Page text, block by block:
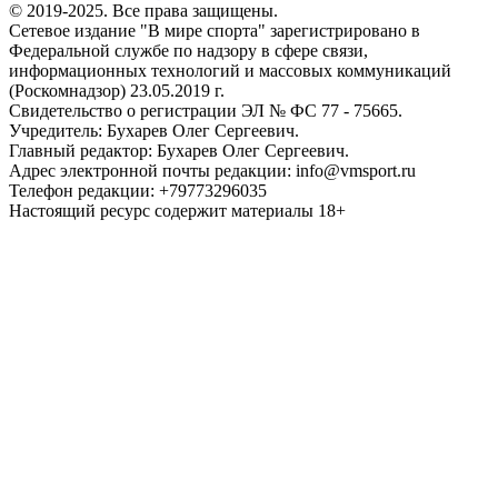
© 2019-2025. Все права защищены.
Сетевое издание "В мире спорта" зарегистрировано в
Федеральной службе по надзору в сфере связи,
информационных технологий и массовых коммуникаций
(Роскомнадзор) 23.05.2019 г.
Свидетельство о регистрации ЭЛ № ФС 77 - 75665.
Учредитель: Бухарев Олег Сергеевич.
Главный редактор: Бухарев Олег Сергеевич.
Адрес электронной почты редакции: info@vmsport.ru
Телефон редакции: +79773296035
Настоящий ресурс содержит материалы 18+